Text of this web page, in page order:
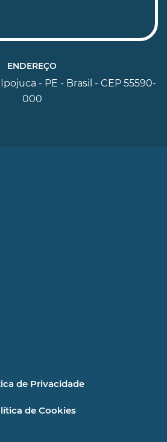
ENDEREÇO
- PE - Brasil - CEP 55590-
000
de Privacidade
de Cookies